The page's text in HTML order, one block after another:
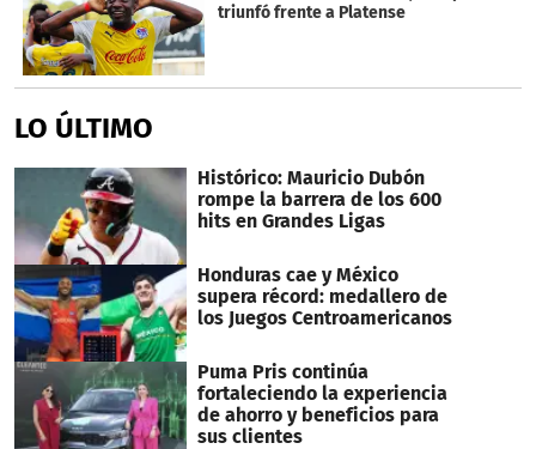
triunfó frente a Platense
LO ÚLTIMO
Histórico: Mauricio Dubón
rompe la barrera de los 600
hits en Grandes Ligas
Honduras cae y México
supera récord: medallero de
los Juegos Centroamericanos
Puma Pris continúa
fortaleciendo la experiencia
de ahorro y beneficios para
sus clientes